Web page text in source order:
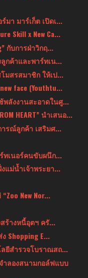
ร์มา มาร์เก็ต เปิดเ...
Skill x New Ca...
กับการฝ่าวิกฤ...
กค้าและพาร์ทเน...
มสรสมาชิก ให้เป...
face (Youthtu...
ลังงานสะอาดในศู...
HEART” นำเสนอ...
รณ์ลูกค้า เสริมศ...
ทเนอร์คนขับผนึก...
แม่น้ำเจ้าพระยา...
New Nor...
ร้างหนี้อุตฯ ครั...
Shopping E...
ยีสำรวจโบราณสถ...
ำลองสนามกอล์ฟแบบ